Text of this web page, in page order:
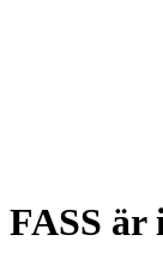
FASS